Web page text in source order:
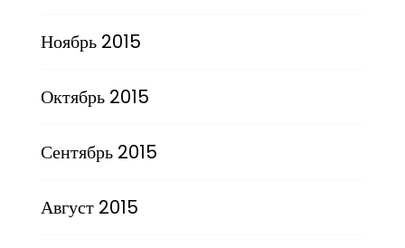
Ноябрь 2015
Октябрь 2015
Сентябрь 2015
Август 2015